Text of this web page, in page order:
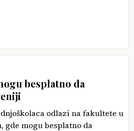
besplatno da
odlazi na fakultete u
mogu besplatno da